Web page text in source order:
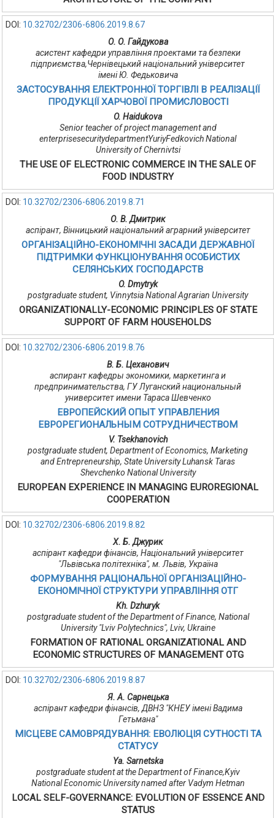
DOI: 10.32702/2306-6806.2019.8.67
О. О. Гайдукова
асистент кафедри управління проектами та безпеки
підприємства,Чернівецький національний університет
імені Ю. Федьковича
ЗАСТОСУВАННЯ ЕЛЕКТРОННОЇ ТОРГІВЛІ В РЕАЛІЗАЦІЇ
ПРОДУКЦІЇ ХАРЧОВОЇ ПРОМИСЛОВОСТІ
O. Haidukova
Senior teacher of project management and
enterprisesecuritydepartmentYuriyFedkovich National
University of Chernivtsi
THE USE OF ELECTRONIC COMMERCE IN THE SALE OF
FOOD INDUSTRY
DOI: 10.32702/2306-6806.2019.8.71
О. В. Дмитрик
аспірант, Вінницький національний аграрний університет
ОРГАНІЗАЦІЙНО-ЕКОНОМІЧНІ ЗАСАДИ ДЕРЖАВНОЇ
ПІДТРИМКИ ФУНКЦІОНУВАННЯ ОСОБИСТИХ
СЕЛЯНСЬКИХ ГОСПОДАРСТВ
O. Dmytryk
postgraduate student, Vinnytsia National Agrarian University
ORGANIZATIONALLY-ECONOMIC PRINCIPLES OF STATE
SUPPORT OF FARM HOUSEHOLDS
DOI: 10.32702/2306-6806.2019.8.76
В. Б. Цеханович
аспирант кафедры экономики, маркетинга и
предпринимательства, ГУ Луганский национальный
университет имени Тараса Шевченко
ЕВРОПЕЙСКИЙ ОПЫТ УПРАВЛЕНИЯ
ЕВРОРЕГИОНАЛЬНЫМ СОТРУДНИЧЕСТВОМ
V. Tsekhanovich
postgraduate student, Department of Economics, Marketing
and Entrepreneurship, State University Luhansk Taras
Shevchenko National University
EUROPEAN EXPERIENCE IN MANAGING EUROREGIONAL
COOPERATION
DOI: 10.32702/2306-6806.2019.8.82
Х. Б. Джурик
аспірант кафедри фінансів, Національний університет
"Львівська політехніка", м. Львів, Україна
ФОРМУВАННЯ РАЦІОНАЛЬНОЇ ОРГАНІЗАЦІЙНО-
ЕКОНОМІЧНОЇ СТРУКТУРИ УПРАВЛІННЯ ОТГ
Kh. Dzhuryk
postgraduate student of the Department of Finance, National
University "Lviv Polytechnics", Lviv, Ukraine
FORMATION OF RATIONAL ORGANIZATIONAL AND
ECONOMIC STRUCTURES OF MANAGEMENT OTG
DOI: 10.32702/2306-6806.2019.8.87
Я. А. Сарнецька
аспірант кафедри фінансів, ДВНЗ "КНЕУ імені Вадима
Гетьмана"
МІСЦЕВЕ САМОВРЯДУВАННЯ: ЕВОЛЮЦІЯ СУТНОСТІ ТА
СТАТУСУ
Ya. Sarnetska
postgraduate student at the Department of Finance,Kyiv
National Economic University named after Vadym Hetman
LOCAL SELF-GOVERNANCE: EVOLUTION OF ESSENCE AND
STATUS